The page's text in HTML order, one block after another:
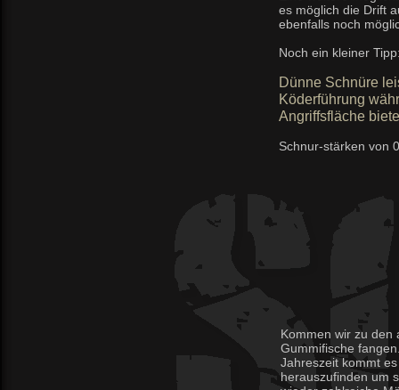
es möglich die Drift
ebenfalls noch
Noch ein kleiner
Dünne Schnüre
Köderführung
Angriffsfläche
Schnur-stärken von
Kommen wir zu den
Gummifische
Jahreszeit kommt
herauszufinden um